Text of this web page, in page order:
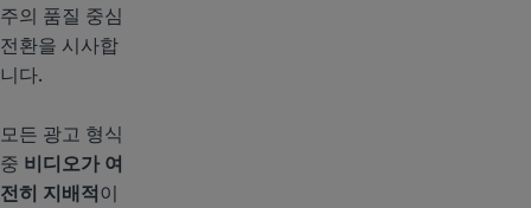
주의 품질 중심
전환을 시사합
니다.
모든 광고 형식
중 비디오가 여
전히 지배적이